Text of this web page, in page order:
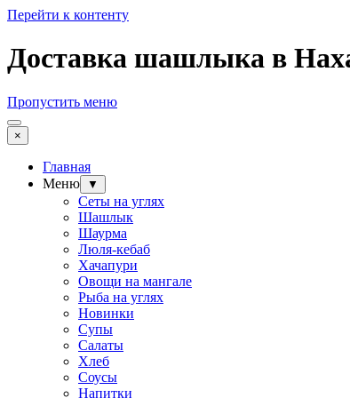
Перейти к контенту
Доставка шашлыка в
Пропустить меню
×
Главная
Меню
▼
Сеты на углях
Шашлык
Шаурма
Люля-кебаб
Хачапури
Овощи на мангале
Рыба на углях
Новинки
Супы
Салаты
Хлеб
Соусы
Напитки